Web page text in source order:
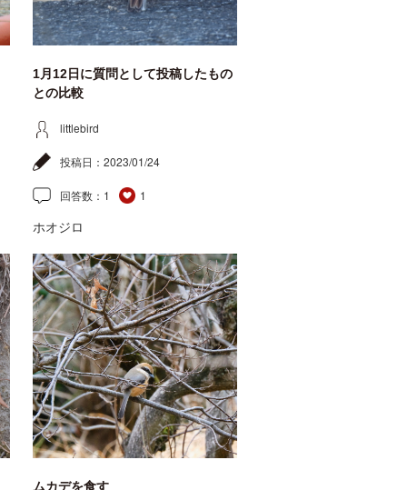
1月12日に質問として投稿したもの
との比較
littlebird
投稿日： 2023/01/24
回答数： 1 1
ホオジロ
ムカデを食す